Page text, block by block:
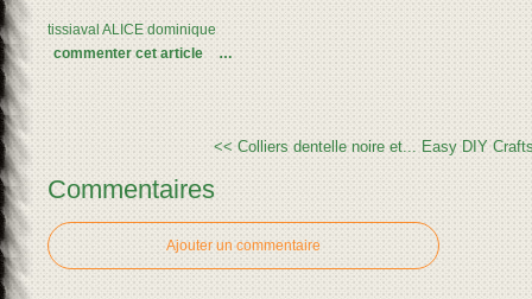
tissiaval ALICE dominique
commenter cet article
…
<< Colliers dentelle noire et... Easy DIY
Commentaires
Ajouter un commentaire